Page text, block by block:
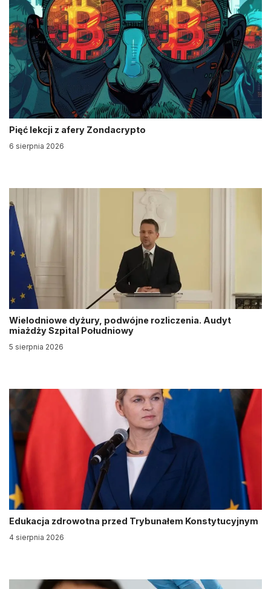
Pięć lekcji z afery Zondacrypto
6 sierpnia 2026
Wielodniowe dyżury, podwójne rozliczenia. Audyt
miażdży Szpital Południowy
5 sierpnia 2026
Edukacja zdrowotna przed Trybunałem Konstytucyjnym
4 sierpnia 2026